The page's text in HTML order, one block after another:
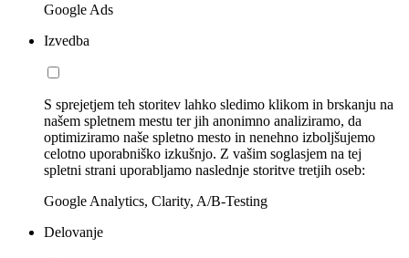
Google Ads
Izvedba
S sprejetjem teh storitev lahko sledimo klikom in brskanju na
našem spletnem mestu ter jih anonimno analiziramo, da
optimiziramo naše spletno mesto in nenehno izboljšujemo
celotno uporabniško izkušnjo. Z vašim soglasjem na tej
spletni strani uporabljamo naslednje storitve tretjih oseb:
Google Analytics, Clarity, A/B-Testing
Delovanje